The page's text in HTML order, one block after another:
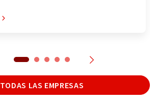
TODAS LAS EMPRESAS